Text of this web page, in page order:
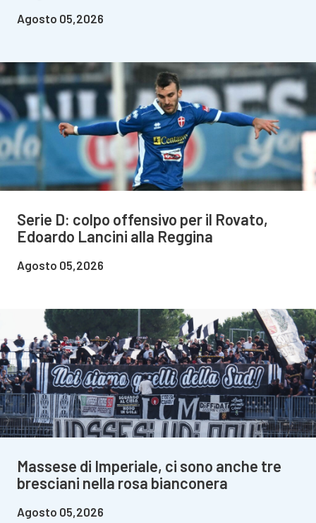
Agosto 05,2026
Serie D: colpo offensivo per il Rovato,
Edoardo Lancini alla Reggina
Agosto 05,2026
Massese di Imperiale, ci sono anche tre
bresciani nella rosa bianconera
Agosto 05,2026